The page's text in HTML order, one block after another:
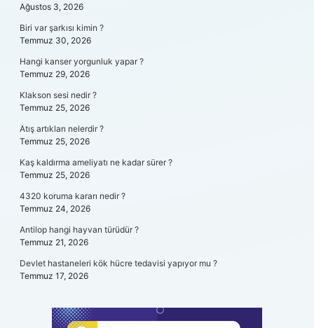
Ağustos 3, 2026
Biri var şarkısı kimin ?
Temmuz 30, 2026
Hangi kanser yorgunluk yapar ?
Temmuz 29, 2026
Klakson sesi nedir ?
Temmuz 25, 2026
Atış artıkları nelerdir ?
Temmuz 25, 2026
Kaş kaldırma ameliyatı ne kadar sürer ?
Temmuz 25, 2026
4320 koruma kararı nedir ?
Temmuz 24, 2026
Antilop hangi hayvan türüdür ?
Temmuz 21, 2026
Devlet hastaneleri kök hücre tedavisi yapıyor mu ?
Temmuz 17, 2026